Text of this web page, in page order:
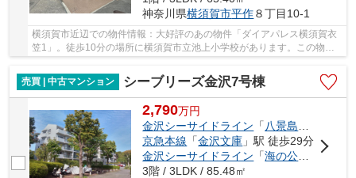
神奈川県横須賀市平作８丁目10-1
横須賀市近辺での物件情報：大好評のあの物件「ダイアパレス横須賀衣
笠1」。徒歩10分の場所に横須賀市立池上小学校があります。この物件
は快適な室内環境が魅力の中古マンションとなっ...
売買 | 中古マンション
シーブリーズ金沢7号棟
2,790万円
金沢シーサイドライン 「 八景島
京急本線 「金沢文庫 」駅 徒歩29分
金沢シーサイドライン 「海の公園柴口
3階 / 3LDK / 85.48㎡